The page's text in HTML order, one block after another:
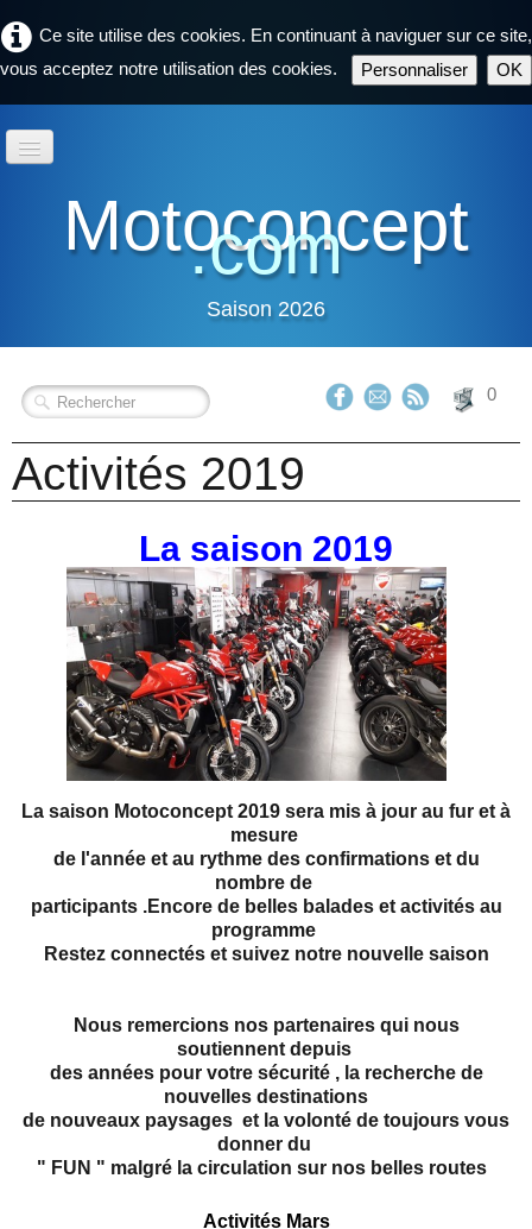
Ce site utilise des cookies. En continuant à naviguer sur ce site,
vous acceptez notre utilisation des cookies.
Personnaliser OK
Activités 2026
CrackingMechanics
Contactez nous
Motoconcept
.com
Saison 2026
0
Activités 2019
La saison 2019
La saison Motoconcept 2019 sera mis à jour au fur et à
mesure
de l'année et au rythme des confirmations et du
nombre de
participants .Encore de belles balades et activités au
programme
Restez connectés et suivez notre nouvelle saison
Nous remercions nos partenaires qui nous
soutiennent depuis
des années pour votre sécurité , la recherche de
nouvelles destinations
de nouveaux paysages et la volonté de toujours vous
donner du
" FUN " malgré la circulation sur nos belles routes
Activités Mars